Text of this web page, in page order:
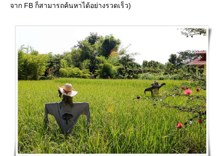
จาก FB ก็สามารถค้นหาได้อย่างรวดเร็ว)